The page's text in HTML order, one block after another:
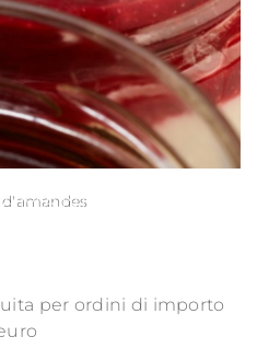
per ordini di importo